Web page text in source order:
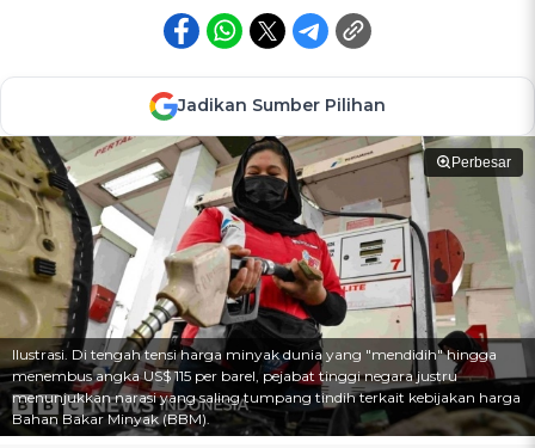
Jadikan Sumber Pilihan
Perbesar
Ilustrasi. Di tengah tensi harga minyak dunia yang "mendidih" hingga
menembus angka US$ 115 per barel, pejabat tinggi negara justru
menunjukkan narasi yang saling tumpang tindih terkait kebijakan harga
Bahan Bakar Minyak (BBM).